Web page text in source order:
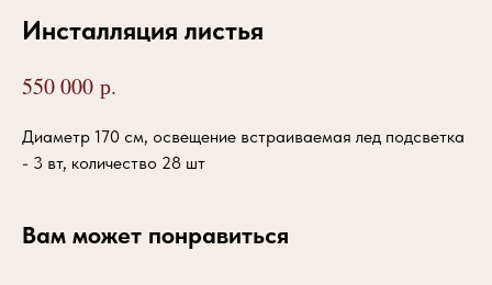
Инсталляция листья
550 000 р.
Диаметр 170 см, освещение встраиваемая лед подсветка
- 3 вт, количество 28 шт
Вам может понравиться